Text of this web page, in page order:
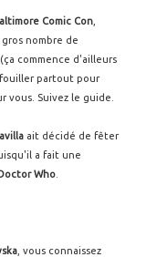
Comic Con
nombre de
commence d'ailleurs
partout pour
vous. Suivez le guide.
ait décidé de fêter
a fait une
Who
, vous connaissez